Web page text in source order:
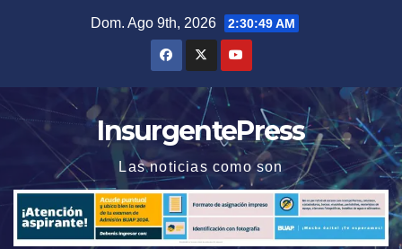
Dom. Ago 9th, 2026 2:30:49 AM
InsurgentePress
Las noticias como son